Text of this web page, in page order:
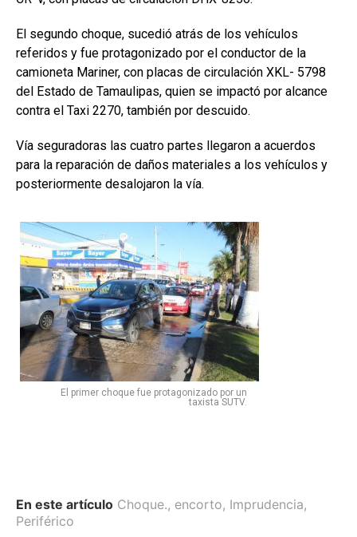
El segundo choque, sucedió atrás de los vehículos
referidos y fue protagonizado por el conductor de la
camioneta Mariner, con placas de circulación XKL- 5798
del Estado de Tamaulipas, quien se impactó por alcance
contra el Taxi 2270, también por descuido.
Vía seguradoras las cuatro partes llegaron a acuerdos
para la reparación de daños materiales a los vehículos y
posteriormente desalojaron la vía.
El primer choque fue protagonizado por un
taxista SUTV.
En este artículo Choque., encorto, Imprudencia,
Periférico